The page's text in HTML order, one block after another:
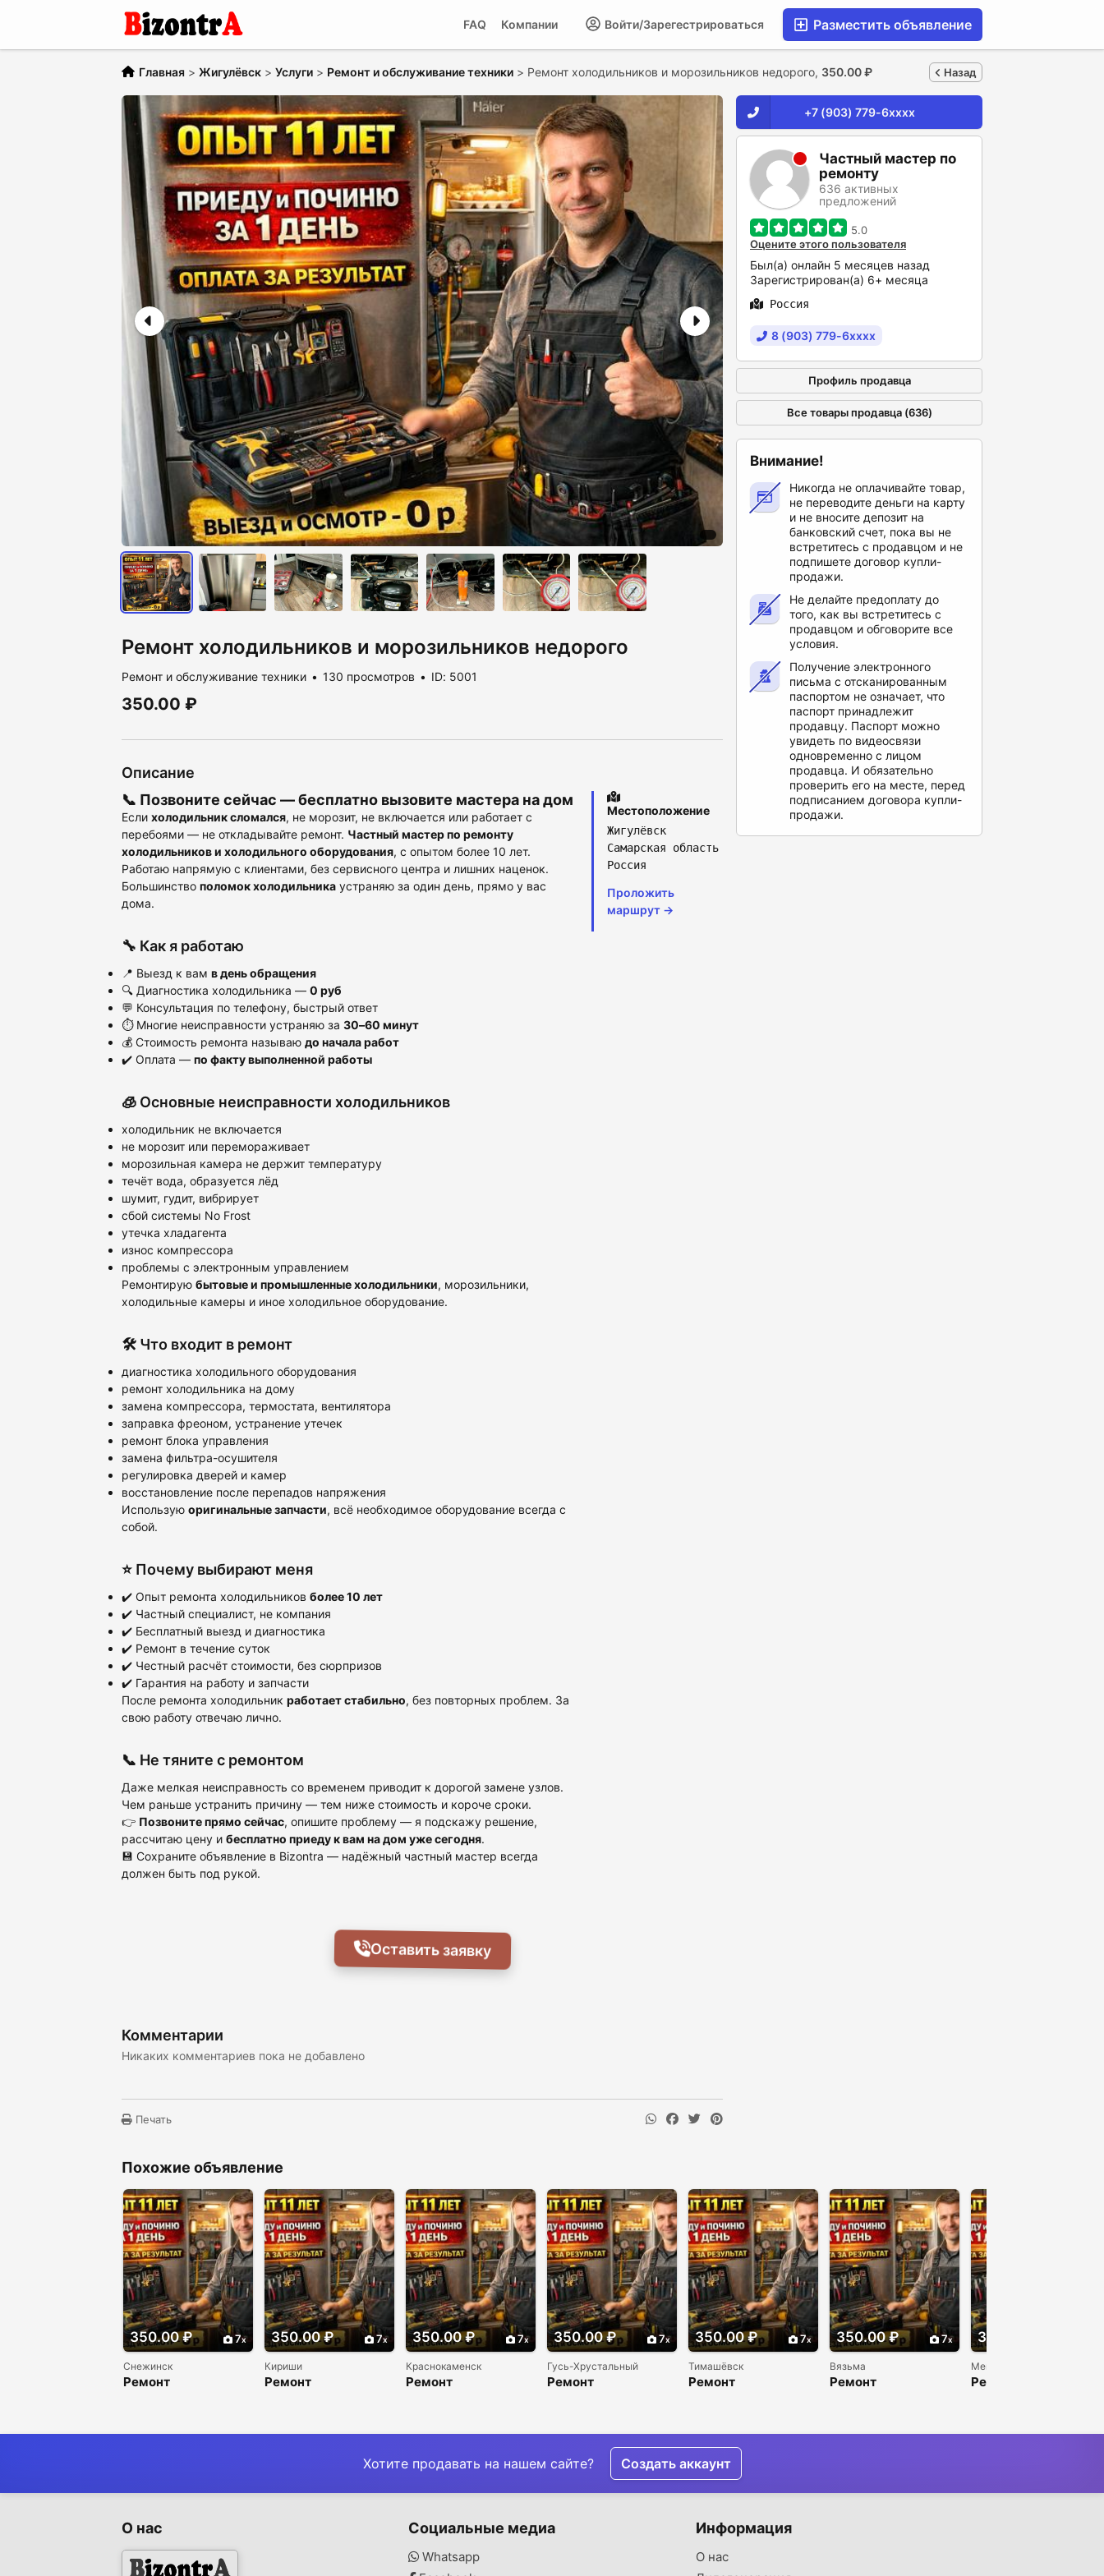
Разместить объявление
Войти/Зарегестрироваться
Компании
FAQ
Главная > Жигулёвск > Услуги > Ремонт и обслуживание техники > Ремонт холодильников и морозильников недорого, 350.00 ₽ Назад
Ремонт холодильников и морозильников недорого
Ремонт и обслуживание техники 130 просмотров ID: 5001
350.00 ₽
Описание
📞 Позвоните сейчас —бесплатно вызовите мастера на дом
Если холодильник сломался, не морозит, не включается или работает с
перебоями — не откладывайте ремонт. Частный мастер по ремонту
холодильников и холодильного оборудования, с опытом более 10 лет.
Работаю напрямую с клиентами, без сервисного центра и лишних наценок.
Большинство поломок холодильника устраняю за один день, прямо у вас
дома.
🔧 Как я работаю
📍 Выезд к вам в день обращения
🔍 Диагностика холодильника — 0 руб
💬 Консультация по телефону, быстрый ответ
⏱ Многие неисправности устраняю за 30–60 минут
💰 Стоимость ремонта называю до начала работ
✔️ Оплата — по факту выполненной работы
🧊 Основные неисправности холодильников
холодильник не включается
не морозит или перемораживает
морозильная камера не держит температуру
течёт вода, образуется лёд
шумит, гудит, вибрирует
сбой системы No Frost
утечка хладагента
износ компрессора
проблемы с электронным управлением
Ремонтирую бытовые и промышленные холодильники, морозильники,
холодильные камеры и иное холодильное оборудование.
🛠️ Что входит в ремонт
диагностика холодильного оборудования
ремонт холодильника на дому
замена компрессора, термостата, вентилятора
заправка фреоном, устранение утечек
ремонт блока управления
замена фильтра-осушителя
регулировка дверей и камер
восстановление после перепадов напряжения
Использую оригинальные запчасти, всё необходимое оборудование всегда с
собой.
⭐ Почему выбирают меня
✔️ Опыт ремонта холодильников более 10 лет
✔️ Частный специалист, не компания
✔️ Бесплатный выезд и диагностика
✔️ Ремонт в течение суток
✔️ Честный расчёт стоимости, без сюрпризов
✔️ Гарантия на работу и запчасти
После ремонта холодильник работает стабильно, без повторных проблем. За
свою работу отвечаю лично.
📞 Не тяните с ремонтом
Даже мелкая неисправность со временем приводит к дорогой замене узлов.
Чем раньше устранить причину — тем ниже стоимость и короче сроки.
👉 Позвоните прямо сейчас, опишите проблему — я подскажу решение,
рассчитаю цену и бесплатно приеду к вам на дом уже сегодня.
💾 Сохраните объявление в Bizontra — надёжный частный мастер всегда
должен быть под рукой.
Местоположение
Жигулёвск
Самарская область
Россия
Проложить
маршрут →
Оставить заявку
Комментарии
Никаких комментариев пока не добавлено
Печать
+7 (903) 779-6xxxx
Частный мастер по
ремонту
636 активных
предложений
5.0
Оцените этого пользователя
Был(а) онлайн 5 месяцев назад
Зарегистрирован(а) 6+ месяца
Россия
8 (903) 779-6xxxx
Профиль продавца
Все товары продавца (636)
Внимание!
Никогда не оплачивайте товар,
не переводите деньги на карту
и не вносите депозит на
банковский счет, пока вы не
встретитесь с продавцом и не
подпишете договор купли-
продажи.
Не делайте предоплату до
того, как вы встретитесь с
продавцом и обговорите все
условия.
Получение электронного
письма с отсканированным
паспортом не означает, что
паспорт принадлежит
продавцу. Паспорт можно
увидеть по видеосвязи
одновременно с лицом
продавца. И обязательно
проверить его на месте, перед
подписанием договора купли-
продажи.
Похожие объявление
350.00 ₽ 7
Снежинск
Ремонт
350.00 ₽ 7
Кириши
Ремонт
350.00 ₽ 7
Краснокаменск
Ремонт
350.00 ₽ 7
Гусь-Хрустальный
Ремонт
350.00 ₽ 7
Тимашёвск
Ремонт
350.00 ₽ 7
Вязьма
Ремонт
350.00 ₽
Мегион
Ремонт
Хотите продавать на нашем сайте? Создать аккаунт
О нас Социальные медиа
Whatsapp
Информация
О нас